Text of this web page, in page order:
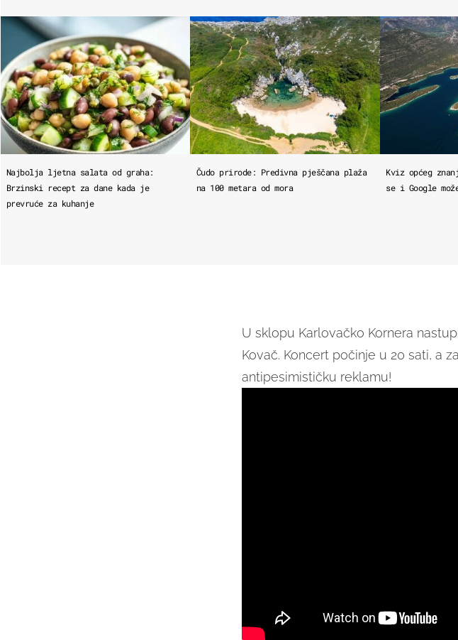
Najbolja ljetna salata od graha:
Brzinski recept za dane kada je
prevruće za kuhanje
Čudo prirode: Predivna pješčana plaža
na 100 metara od mora
Kviz općeg
se i Google
U sklopu Karlovačko Kornera
Kovač. Koncert počinje u 20 sati, a
antipesimističku reklamu!